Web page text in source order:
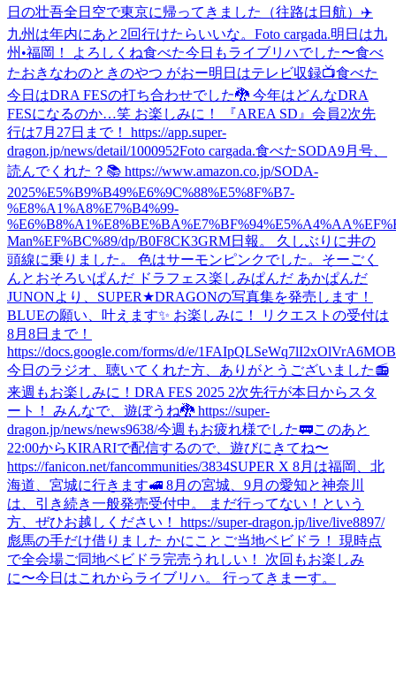
日の壮吾全日空で東京に帰ってきました（往路は日航）✈️
九州は年内にあと2回行けたらいいな。 Foto cargada.明日は九
州•福岡！ よろしくね食べた今日もライブリハでした〜食べ
たおきなわのときのやつ がおー明日はテレビ収録📺食べた
今日はDRA FESの打ち合わせでした🐉 今年はどんなDRA
FESになるのか…笑 お楽しみに！ 『AREA SD』会員2次先
行は7月27日まで！ https://app.super-
dragon.jp/news/detail/1000952Foto cargada.食べたSODA9月号、
読んでくれた？📚 https://www.amazon.co.jp/SODA-
2025%E5%B9%B49%E6%9C%88%E5%8F%B7-
%E8%A1%A8%E7%B4%99-
Man%EF%BC%89/dp/B0F8CK3GRM日報。 久しぶりに井の
頭線に乗りました。 色はサーモンピンクでした。 そーごく
んとおそろいぱんだ ドラフェス楽しみぱんだ あかぱんだ
JUNONより、SUPER★DRAGONの写真集を発売します！
BLUEの願い、叶えます✨ お楽しみに！ リクエストの受付は
8月8日まで！
https://docs.google.com/forms/d/e/
今日のラジオ、聴いてくれた方、ありがとうございました📻
来週もお楽しみに！ DRA FES 2025 2次先行が本日からスタ
ート！ みんなで、遊ぼうね🐉 https://super-
dragon.jp/news/news9638/今週もお疲れ様でした🚃このあと
22:00からKIRARIで配信するので、遊びにきてね〜
https://fanicon.net/fancommunities/3834SUPER X 8月は福岡、北
海道、宮城に行きます🚅 8月の宮城、9月の愛知と神奈川
は、引き続き一般発売受付中。 まだ行ってない！という
方、ぜひお越しください！ https://super-dragon.jp/live/live8897/
彪馬の手だけ借りました かにことご当地ベビドラ！ 現時点
で全会場ご同地ベビドラ完売うれしい！ 次回もお楽しみ
に〜今日はこれからライブリハ。 行ってきまーす。